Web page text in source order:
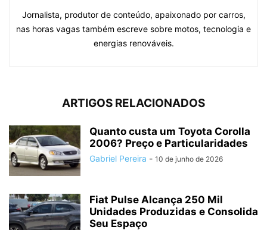
Jornalista, produtor de conteúdo, apaixonado por carros,
nas horas vagas também escreve sobre motos, tecnologia e
energias renováveis.
ARTIGOS RELACIONADOS
Quanto custa um Toyota Corolla
2006? Preço e Particularidades
Gabriel Pereira - 10 de junho de 2026
Fiat Pulse Alcança 250 Mil
Unidades Produzidas e Consolida
Seu Espaço